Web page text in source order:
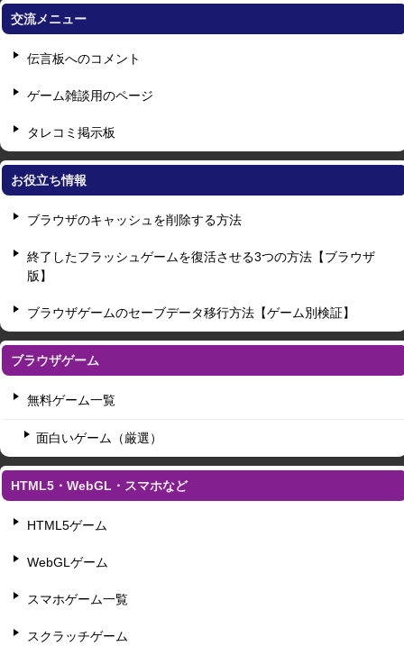
交流メニュー
伝言板へのコメント
ゲーム雑談用のページ
タレコミ掲示板
お役立ち情報
ブラウザのキャッシュを削除する方法
終了したフラッシュゲームを復活させる3つの方法【ブラウザ
版】
ブラウザゲームのセーブデータ移行方法【ゲーム別検証】
ブラウザゲーム
無料ゲーム一覧
面白いゲーム（厳選）
HTML5・WebGL・スマホなど
HTML5ゲーム
WebGLゲーム
スマホゲーム一覧
スクラッチゲーム